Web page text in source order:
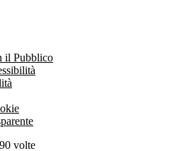
il Pubblico
volte